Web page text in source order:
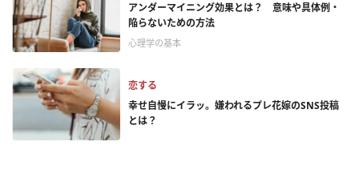
アンダーマイニング効果とは？ 意味や具体例・
陥らないための方法
心理学の基本
恋する
幸せ自慢にイラッ。嫌われるプレ花嫁のSNS投稿
とは？